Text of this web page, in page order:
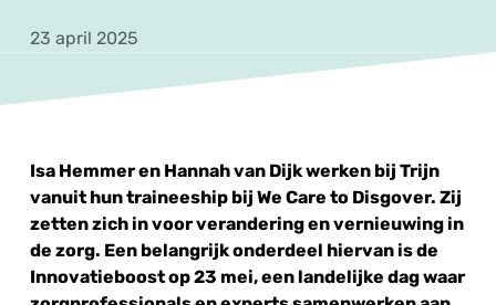
23 april 2025
Isa Hemmer en Hannah van Dijk werken bij Trijn
vanuit hun traineeship bij We Care to Disgover. Zij
zetten zich in voor verandering en vernieuwing in
de zorg. Een belangrijk onderdeel hiervan is de
Innovatieboost op 23 mei, een landelijke dag waar